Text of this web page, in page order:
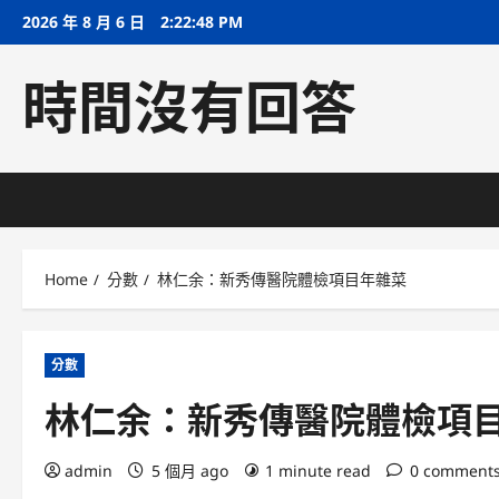
Skip2026 年 8 月 6 日 2:22:49 PM
時間沒有回答
Home 分數 林仁余：新秀傳醫院體檢項目年雜菜
分數
林仁余：新秀傳醫院體檢項
admin 5 個月 ago 1 minute read 0 comments